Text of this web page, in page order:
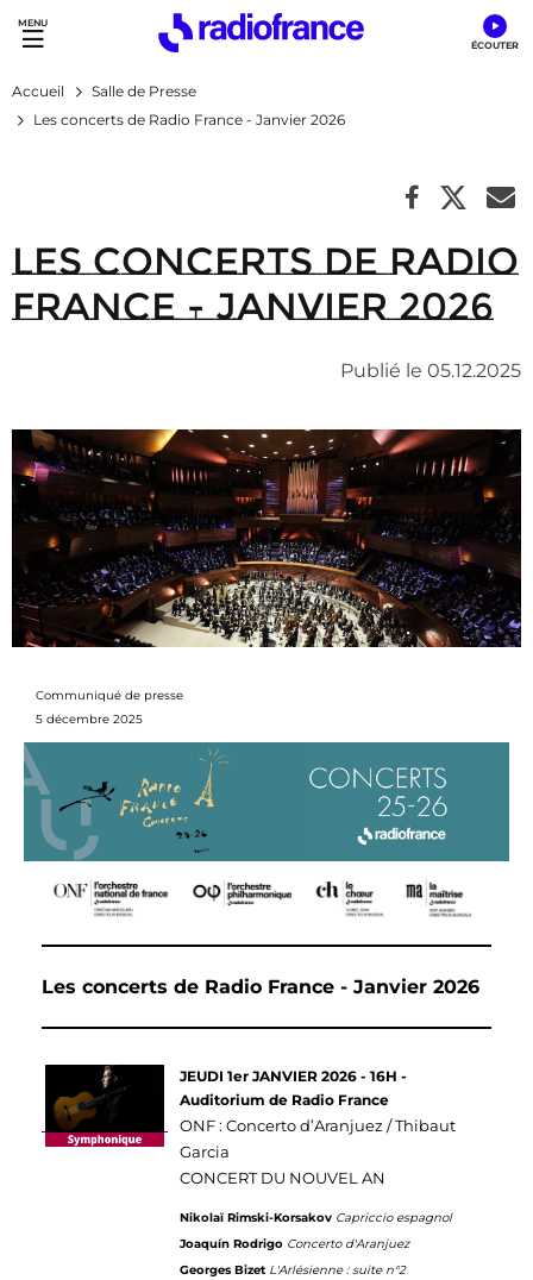
Accès direct :
Menu principal
Contenu
Accueil
Salle de Presse
Les concerts de Radio France - Janvier 2026
Les concerts de Radio
France - Janvier 2026
Publié le 05.12.2025
Communiqué de presse
5 décembre 2025
Les concerts de Radio France - Janvier 2026
JEUDI 1er JANVIER 2026 - 16H -
Auditorium de Radio France
ONF : Concerto d’Aranjuez / Thibaut
Garcia
CONCERT DU NOUVEL AN
Nikolaï Rimski-Korsakov Capriccio espagnol
Joaquín Rodrigo Concerto d'Aranjuez
Georges Bizet L'Arlésienne : suite n°2